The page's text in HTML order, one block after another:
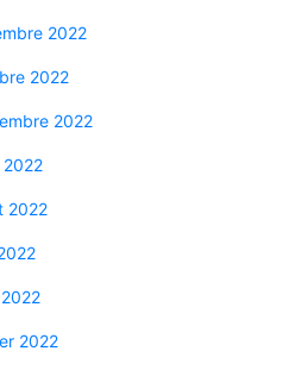
2022
2022
2022
2022
2022